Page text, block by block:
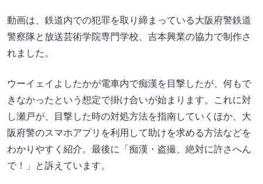
動画は、鉄道内での犯罪を取り締まっている大阪府警鉄道
警察隊と放送芸術学院専門学校、吉本興業の協力で制作さ
れました。
ウーイェイよしたかが電車内で痴漢を目撃したが、何もで
きなかったという想定で掛け合いが始まります。これに対
し瀬戸が、目撃した時の対処方法を指南していくほか、大
阪府警のスマホアプリを利用して助けを求める方法などを
わかりやすく紹介。最後に「痴漢・盗撮、絶対に許さへん
で！」と訴えています。